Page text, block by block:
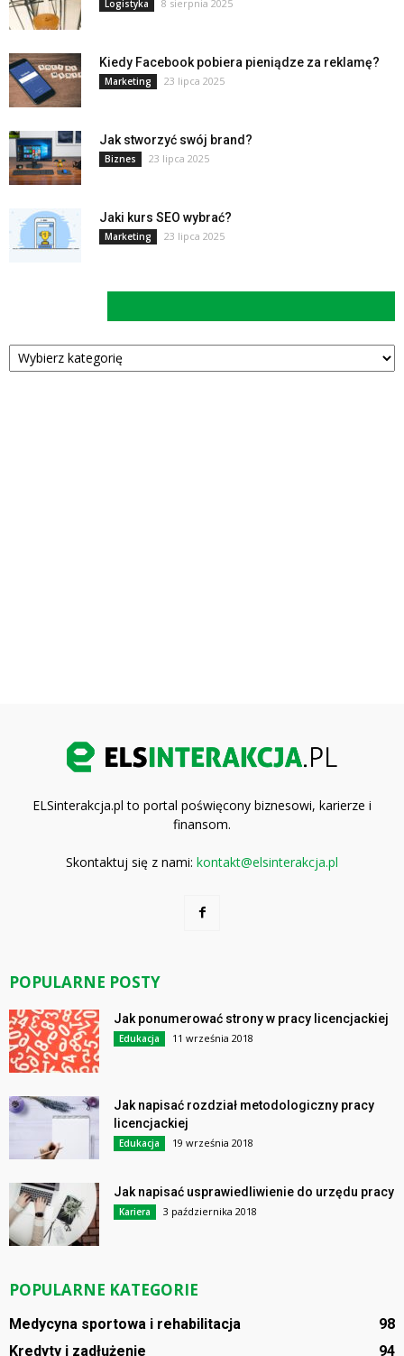
Logistyka 8 sierpnia 2025
Kiedy Facebook pobiera pieniądze za reklamę?
Marketing 23 lipca 2025
Jak stworzyć swój brand?
Biznes 23 lipca 2025
Jaki kurs SEO wybrać?
Marketing 23 lipca 2025
Kategorie
ELSinterakcja.pl to portal poświęcony biznesowi, karierze i
finansom.
Skontaktuj się z nami: kontakt@elsinterakcja.pl
POPULARNE POSTY
Jak ponumerować strony w pracy licencjackiej
Edukacja 11 września 2018
Jak napisać rozdział metodologiczny pracy
licencjackiej
Edukacja 19 września 2018
Jak napisać usprawiedliwienie do urzędu pracy
Kariera 3 października 2018
POPULARNE KATEGORIE
Medycyna sportowa i rehabilitacja
98
Kredyty i zadłużenie
94